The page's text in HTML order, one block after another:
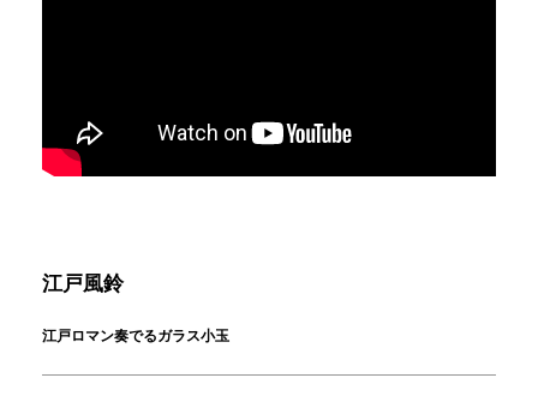
江戸風鈴
江戸ロマン奏でるガラス小玉